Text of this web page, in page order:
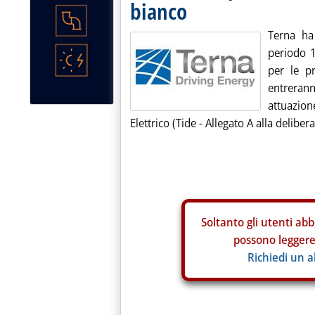
bianco
Terna
periodo
per le
Elettrico (Tide - Allegato A alla
Soltanto gli utenti
possono
Richiedi un